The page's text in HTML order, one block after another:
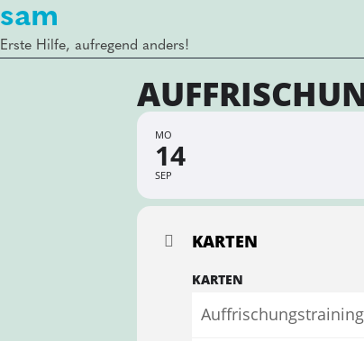
sam
Erste Hilfe, aufregend anders!
MO
14
SEP
KARTEN
KARTEN